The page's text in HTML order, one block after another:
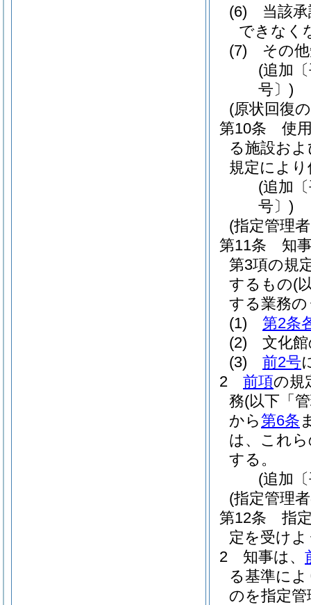
(6)
当該
できなく
(7)
その
(追加
号〕)
(原状回復
第10条
使
る施設お
規定によ
(追加
号〕)
(指定管理
第11条
知
第3項の規
するもの(
する業務
(1)
第2条
(2)
文化
(3)
前2号
2
前項の規
務(以下「
から第6条
は、これ
する。
(追加
(指定管理
第12条
指
定を受け
2
知事は、
る基準に
のを指定